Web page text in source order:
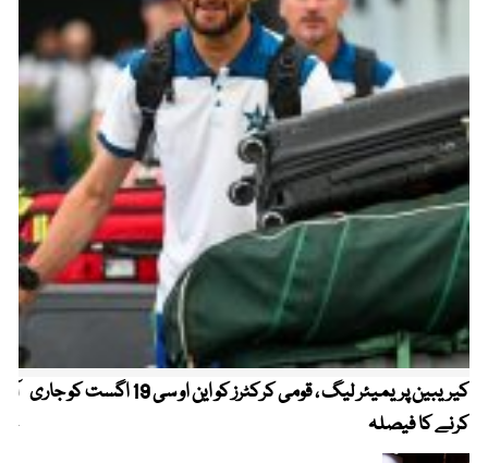
کیریبین پریمیئر لیگ ، قومی کرکٹرز کو این او سی 19 اگست کو جاری
کرنے کا فیصلہ